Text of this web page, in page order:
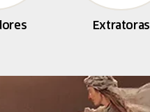
Extratoras